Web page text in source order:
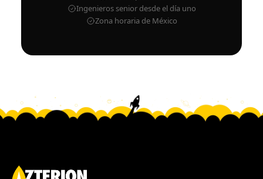
Ingenieros senior desde el día uno
Zona horaria de México